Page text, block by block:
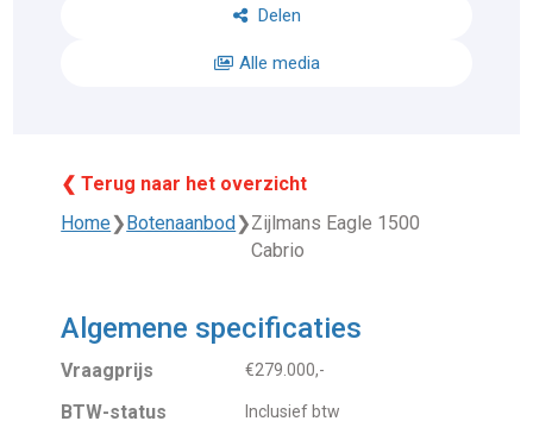
Delen
Alle media
❮ Terug naar het overzicht
Home❯Botenaanbod❯Zijlmans Eagle 1500
Cabrio
Algemene specificaties
Vraagprijs €279.000,-
BTW-status Inclusief btw